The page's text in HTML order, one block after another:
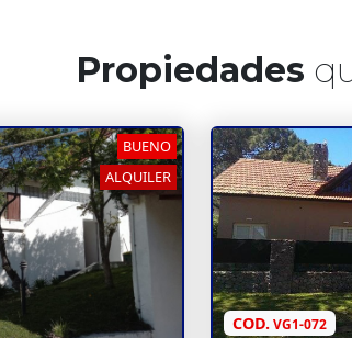
Propiedades
BUENO
ALQUILER
COD.VG1-072